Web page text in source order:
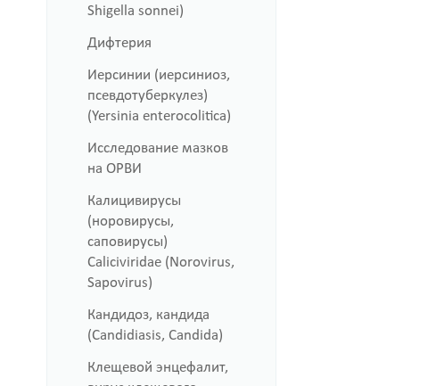
Shigella sonnei)
Дифтерия
Иерсинии (иерсиниоз,
псевдотуберкулез)
(Yersinia enterocolitica)
Исследование мазков
на ОРВИ
Калицивирусы
(норовирусы,
саповирусы)
Caliciviridae (Norovirus,
Sapovirus)
Кандидоз, кандида
(Candidiasis, Candida)
Клещевой энцефалит,